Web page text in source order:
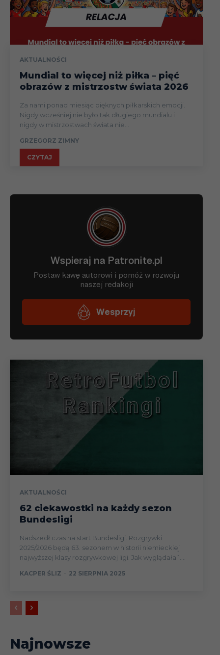
AKTUALNOŚCI
Mundial to więcej niż piłka – pięć
obrazów z mistrzostw świata 2026
Za nami ponad miesiąc pięknych piłkarskich emocji.
Nigdy wcześniej nie było tak długiego mundialu i
nigdy w mistrzostwach świata nie...
GRZEGORZ ZIMNY
CZYTAJ
AKTUALNOŚCI
62 ciekawostki na każdy sezon
Bundesligi
Nadszedł czas na start Bundesligi. Rozgrywki
2025/2026 będą 63. sezonem w historii niemieckiej
najwyższej klasy rozgrywkowej ligi. Jak wyglądała 1....
KACPER ŚLIZ - 22 SIERPNIA 2025
Najnowsze